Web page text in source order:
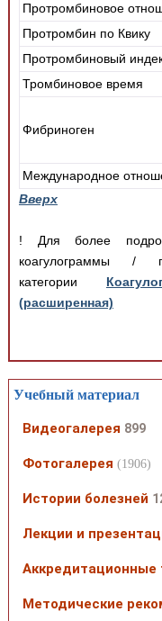
Протромбиновое
Протромбин по Квику
Протромбиновый
Тромбиновое время
Фибриноген
Международное
Вверх
! Для более
коагулограммы /
категории
(расширенная)
Учебный материал
Видеогалерея 899
Фотогалерея (1906)
Истории болезней
Лекции и
Аккредитационные
Методические